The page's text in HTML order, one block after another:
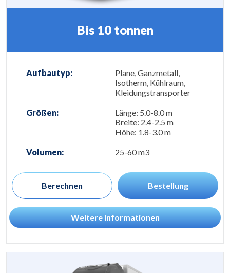
Bis 10 tonnen
Aufbautyp:
Plane, Ganzmetall,
Isotherm, Kühlraum,
Kleidungstransporter
Größen:
Länge: 5.0-8.0 m
Breite: 2.4-2.5 m
Höhe: 1.8-3.0 m
Volumen: 25-60 m3
Berechnen Bestellung
Weitere Informationen